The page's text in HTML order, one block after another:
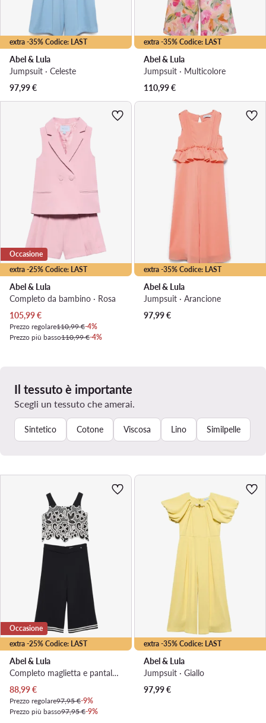
extra -35% Codice: LAST
Abel & Lula
Jumpsuit · Celeste
97,99€
extra -35% Codice: LAST
Abel & Lula
Jumpsuit · Multicolore
110,99€
extra -25% Codice: LAST
Occasione
Abel & Lula
Completo da bambino · Rosa
Prezzo attuale
105,99€
Prezzo regolare110,99 €-4%
Prezzo più basso110,99 €-4%
extra -35% Codice: LAST
Abel & Lula
Jumpsuit · Arancione
97,99€
Il tessuto è importante
Scegli un tessuto che amerai.
Sintetico Cotone Viscosa Lino Similpelle
extra -25% Codice: LAST
Occasione
Abel & Lula
Completo maglietta e pantaloni · Nero
Prezzo attuale
88,99€
Prezzo regolare97,95 €-9%
Prezzo più basso97,95 €-9%
extra -35% Codice: LAST
Abel & Lula
Jumpsuit · Giallo
97,99€